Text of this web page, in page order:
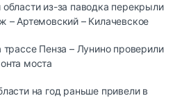
из-за паводка перекрыли
– Артемовский – Килачевское
трассе Пенза – Лунино проверили
моста
на год раньше привели в